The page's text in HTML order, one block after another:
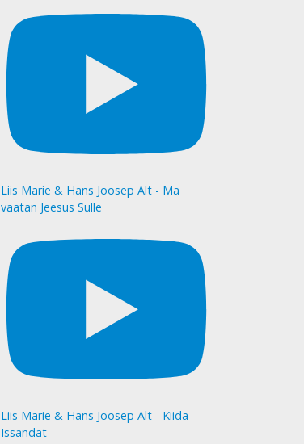
Liis Marie & Hans Joosep Alt - Ma
vaatan Jeesus Sulle
Liis Marie & Hans Joosep Alt - Kiida
Issandat